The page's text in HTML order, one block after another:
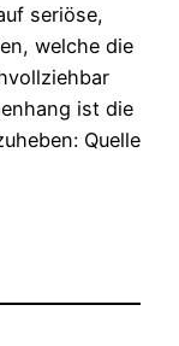
seriöse,
welche die
ist die
Quelle